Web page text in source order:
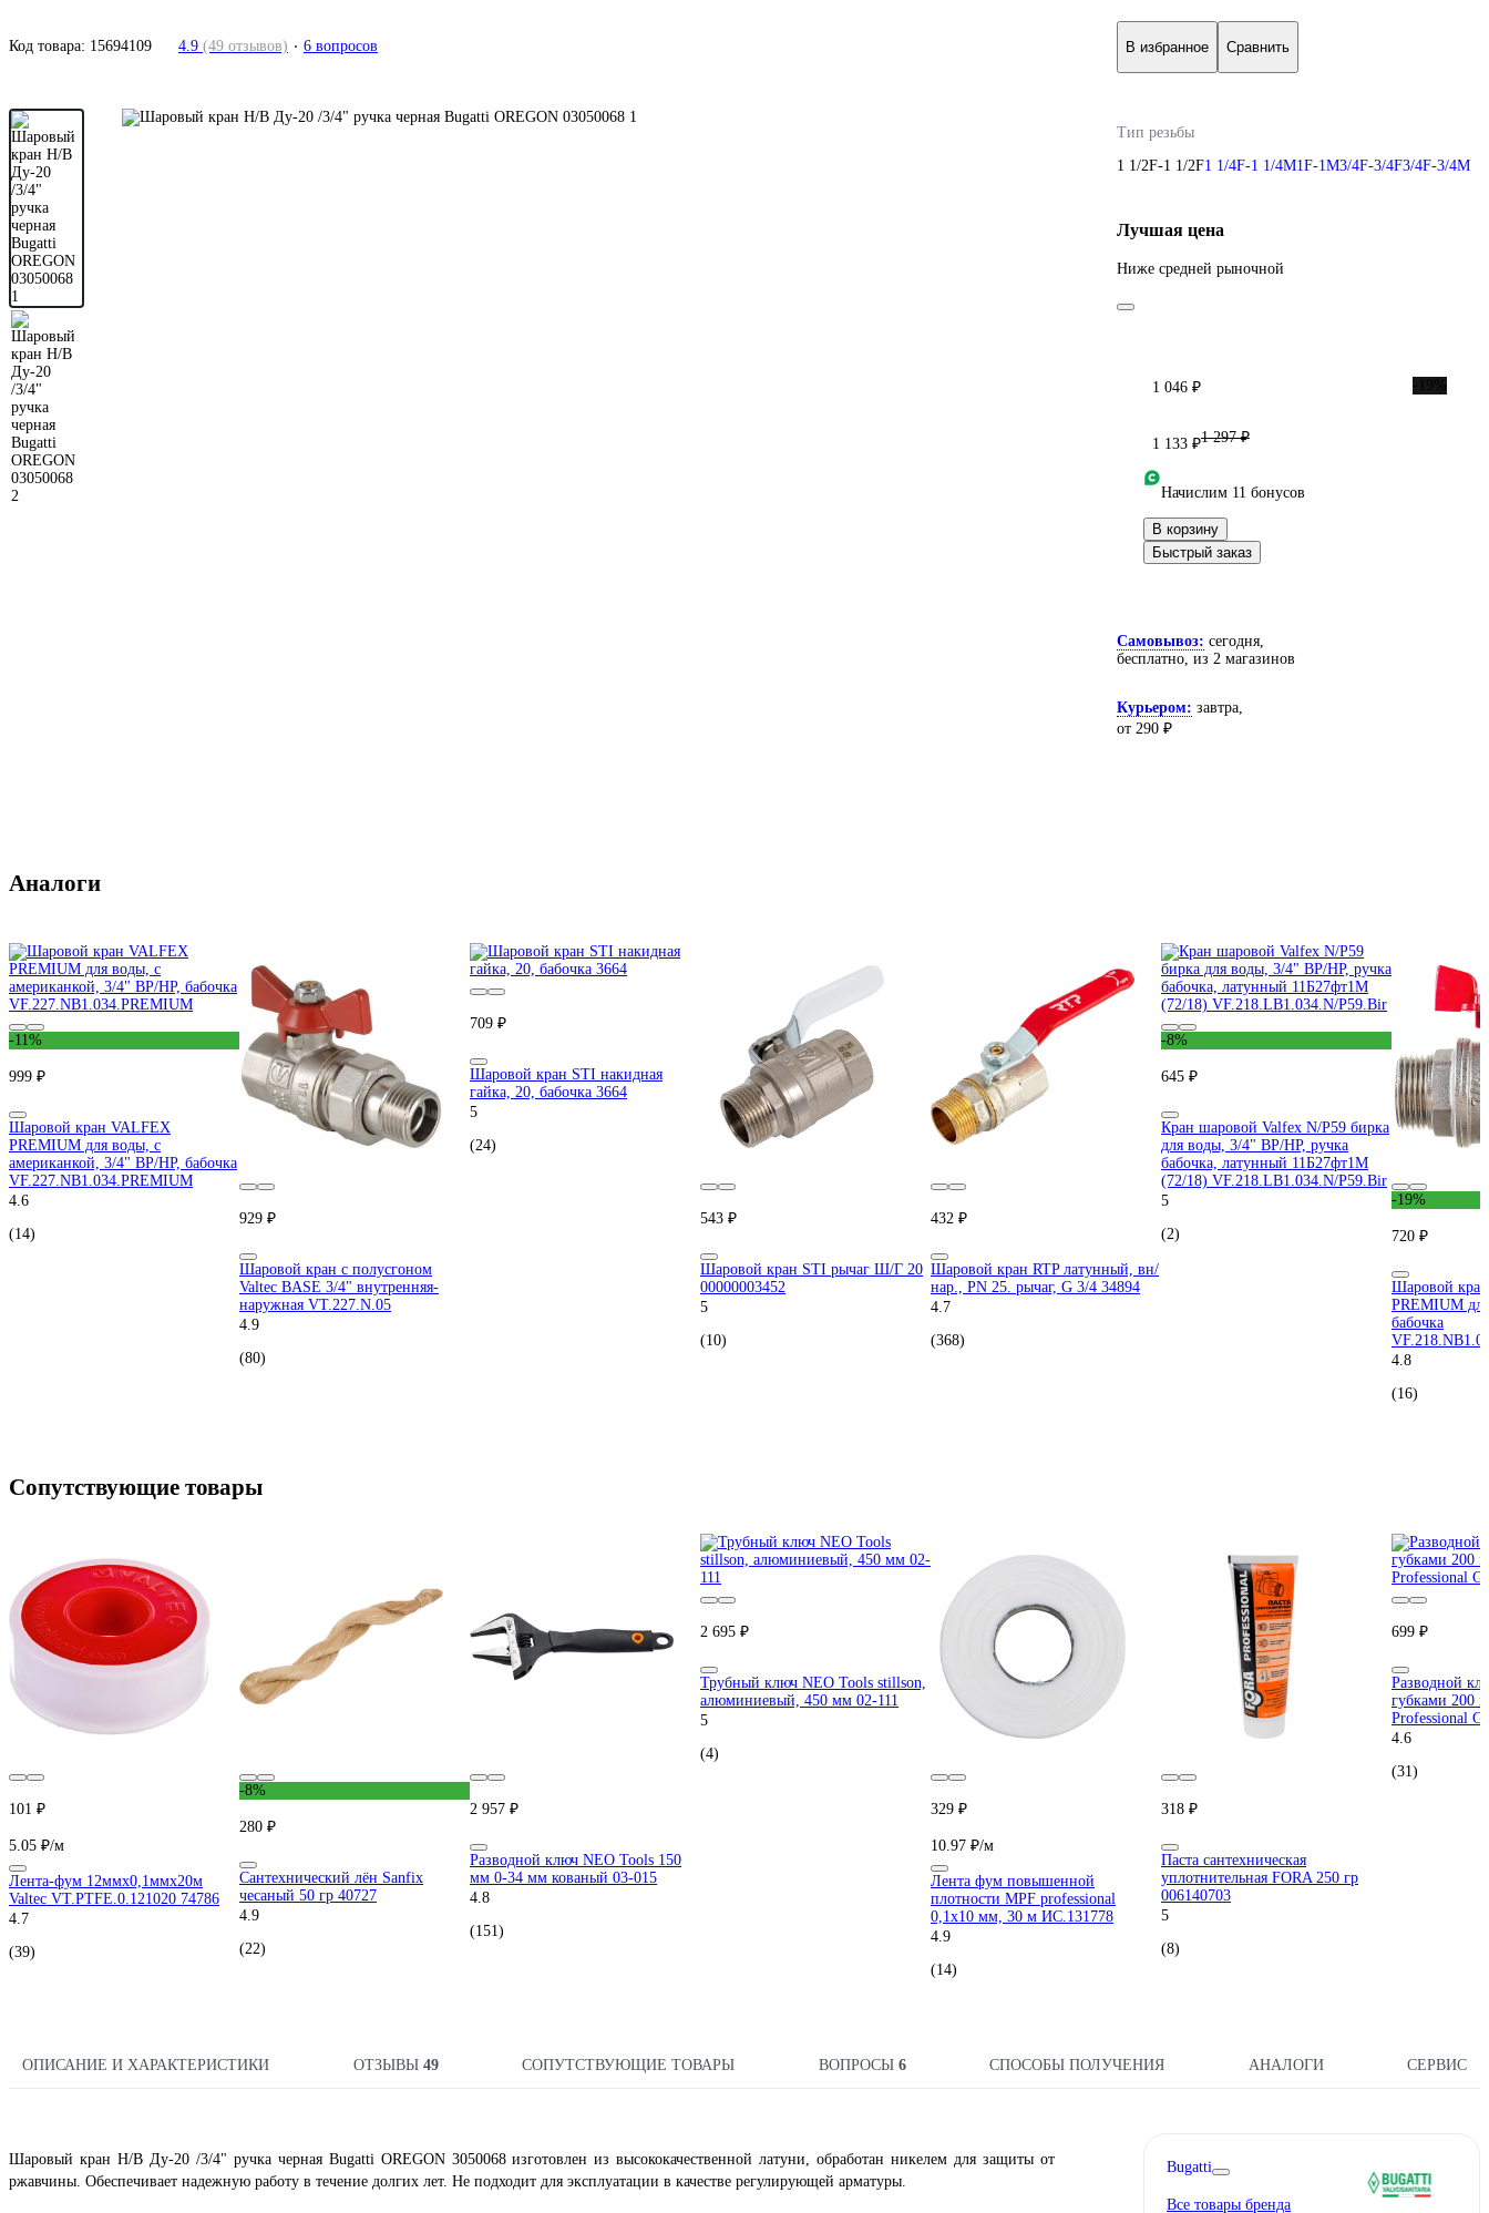
Код товара: 15694109 4.9 (49 отзывов) 6 вопросов В избранное Сравнить
Тип резьбы
1 1/2F-1 1/2F1 1/4F-1 1/4M1F-1M3/4F-3/4F3/4F-3/4M
Лучшая цена
Ниже средней рыночной
1 046 ₽
1 133 ₽1 297 ₽
Начислим 11 бонусов
В корзину
Быстрый заказ
Самовывоз: сегодня,
бесплатно , из 2 магазинов
Курьером: завтра,
от 290 ₽
Аналоги
-11%
999 ₽
Шаровой кран VALFEX
PREMIUM для воды, с
американкой, 3/4" ВР/НР, бабочка
VF.227.NB1.034.PREMIUM
4.6
(14)
929 ₽
Шаровой кран с полусгоном
Valtec BASE 3/4" внутренняя-
наружная VT.227.N.05
4.9
(80)
709 ₽
Шаровой кран STI накидная
гайка, 20, бабочка 3664
5
(24)
543 ₽
Шаровой кран STI рычаг Ш/Г 20
00000003452
5
(10)
432 ₽
Шаровой кран RTP латунный, вн/
нар., PN 25. рычаг, G 3/4 34894
4.7
(368)
-8%
645 ₽
Кран шаровой Valfex N/P59 бирка
для воды, 3/4" ВР/НР, ручка
бабочка, латунный 11Б27фт1М
(72/18) VF.218.LB1.034.N/P59.Bir
5
(2)
-19%
720 ₽
Шаровой
PREMIUM
бабочка
4.8
(16)
Сопутствующие товары
101 ₽
5.05 ₽/м
Лента-фум 12ммх0,1ммх20м
Valtec VT.PTFE.0.121020 74786
4.7
(39)
-8%
280 ₽
Сантехнический лён Sanfix
чесаный 50 гр 40727
4.9
(22)
2 957 ₽
Разводной ключ NEO Tools 150
мм 0-34 мм кованый 03-015
4.8
(151)
2 695 ₽
Трубный ключ NEO Tools stillson,
алюминиевый, 450 мм 02-111
5
(4)
329 ₽
10.97 ₽/м
Лента фум повышенной
плотности MPF professional
0,1х10 мм, 30 м ИС.131778
4.9
(14)
318 ₽
Паста сантехническая
уплотнительная FORA 250 гр
006140703
5
(8)
699 ₽
Разводной
губками 200
Professional
4.6
(31)
ОПИСАНИЕ И ХАРАКТЕРИСТИКИ ОТЗЫВЫ 49 СОПУТСТВУЮЩИЕ ТОВАРЫ ВОПРОСЫ 6 СПОСОБЫ ПОЛУЧЕНИЯ АНАЛОГИ СЕРВИС
Шаровый кран Н/В Ду-20 /3/4" ручка черная Bugatti OREGON 3050068 изготовлен из высококачественной латуни, обработан никелем для защиты от
ржавчины. Обеспечивает надежную работу в течение долгих лет. Не подходит для эксплуатации в качестве регулирующей арматуры.
Bugatti
Все товары бренда